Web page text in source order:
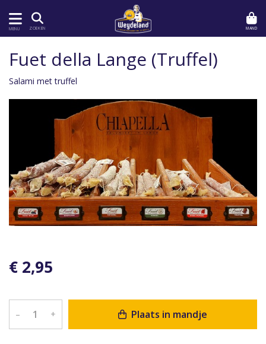
MENU ZOEKEN MAND
Fuet della Lange (Truffel)
Salami met truffel
€ 2,95
– + Plaats in mandje